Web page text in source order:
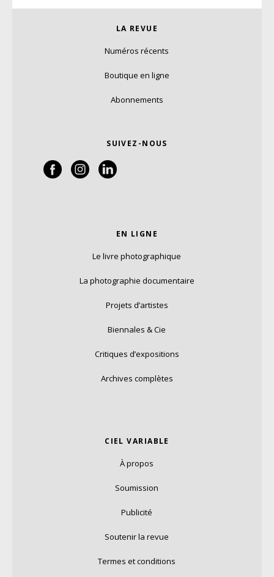
LA REVUE
Numéros récents
Boutique en ligne
Abonnements
SUIVEZ-NOUS
EN LIGNE
Le livre photographique
La photographie documentaire
Projets d’artistes
Biennales & Cie
Critiques d’expositions
Archives complètes
CIEL VARIABLE
À propos
Soumission
Publicité
Soutenir la revue
Termes et conditions